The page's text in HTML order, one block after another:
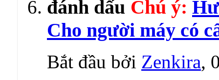
Chú ý:
Cho người máy có
Bắt đầu bởi Zenkira,